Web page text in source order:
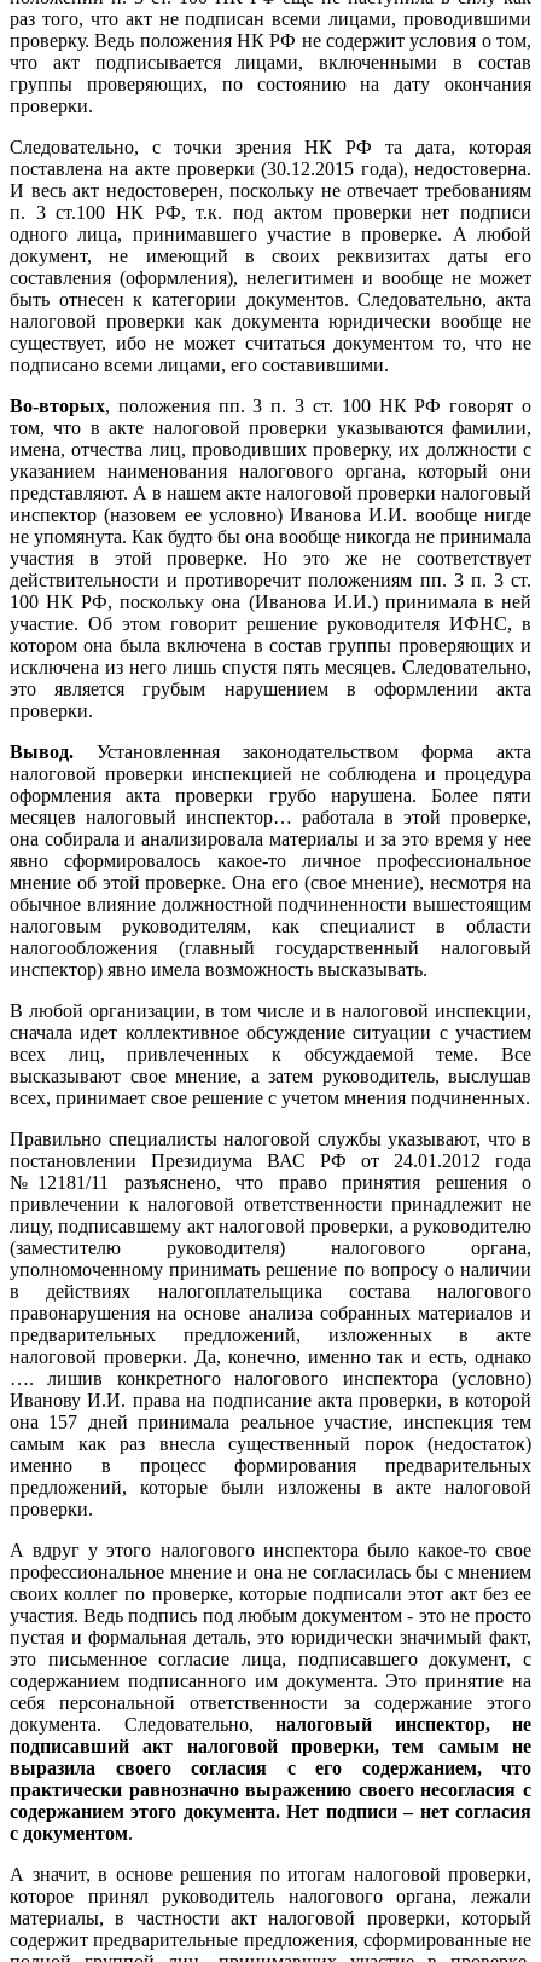
раз того, что акт не подписан всеми лицами, проводившими
проверку. Ведь положения НК РФ не содержит условия о том,
что акт подписывается лицами, включенными в состав
группы проверяющих, по состоянию на дату окончания
проверки.
Следовательно, с точки зрения НК РФ та дата, которая
поставлена на акте проверки (30.12.2015 года), недостоверна.
И весь акт недостоверен, поскольку не отвечает требованиям
п. 3 ст.100 НК РФ, т.к. под актом проверки нет подписи
одного лица, принимавшего участие в проверке. А любой
документ, не имеющий в своих реквизитах даты его
составления (оформления), нелегитимен и вообще не может
быть отнесен к категории документов. Следовательно, акта
налоговой проверки как документа юридически вообще не
существует, ибо не может считаться документом то, что не
подписано всеми лицами, его составившими.
Во-вторых, положения пп. 3 п. 3 ст. 100 НК РФ говорят о
том, что в акте налоговой проверки указываются фамилии,
имена, отчества лиц, проводивших проверку, их должности с
указанием наименования налогового органа, который они
представляют. А в нашем акте налоговой проверки налоговый
инспектор (назовем ее условно) Иванова И.И. вообще нигде
не упомянута. Как будто бы она вообще никогда не принимала
участия в этой проверке. Но это же не соответствует
действительности и противоречит положениям пп. 3 п. 3 ст.
100 НК РФ, поскольку она (Иванова И.И.) принимала в ней
участие. Об этом говорит решение руководителя ИФНС, в
котором она была включена в состав группы проверяющих и
исключена из него лишь спустя пять месяцев. Следовательно,
это является грубым нарушением в оформлении акта
проверки.
Вывод. Установленная законодательством форма акта
налоговой проверки инспекцией не соблюдена и процедура
оформления акта проверки грубо нарушена. Более пяти
месяцев налоговый инспектор… работала в этой проверке,
она собирала и анализировала материалы и за это время у нее
явно сформировалось какое-то личное профессиональное
мнение об этой проверке. Она его (свое мнение), несмотря на
обычное влияние должностной подчиненности вышестоящим
налоговым руководителям, как специалист в области
налогообложения (главный государственный налоговый
инспектор) явно имела возможность высказывать.
В любой организации, в том числе и в налоговой инспекции,
сначала идет коллективное обсуждение ситуации с участием
всех лиц, привлеченных к обсуждаемой теме. Все
высказывают свое мнение, а затем руководитель, выслушав
всех, принимает свое решение с учетом мнения подчиненных.
Правильно специалисты налоговой службы указывают, что в
постановлении Президиума ВАС РФ от 24.01.2012 года
№12181/11 разъяснено, что право принятия решения о
привлечении к налоговой ответственности принадлежит не
лицу, подписавшему акт налоговой проверки, а руководителю
(заместителю руководителя) налогового органа,
уполномоченному принимать решение по вопросу о наличии
в действиях налогоплательщика состава налогового
правонарушения на основе анализа собранных материалов и
предварительных предложений, изложенных в акте
налоговой проверки. Да, конечно, именно так и есть, однако
…. лишив конкретного налогового инспектора (условно)
Иванову И.И. права на подписание акта проверки, в которой
она 157 дней принимала реальное участие, инспекция тем
самым как раз внесла существенный порок (недостаток)
именно в процесс формирования предварительных
предложений, которые были изложены в акте налоговой
проверки.
А вдруг у этого налогового инспектора было какое-то свое
профессиональное мнение и она не согласилась бы с мнением
своих коллег по проверке, которые подписали этот акт без ее
участия. Ведь подпись под любым документом - это не просто
пустая и формальная деталь, это юридически значимый факт,
это письменное согласие лица, подписавшего документ, с
содержанием подписанного им документа. Это принятие на
себя персональной ответственности за содержание этого
документа. Следовательно, налоговый инспектор, не
подписавший акт налоговой проверки, тем самым не
выразила своего согласия с его содержанием, что
практически равнозначно выражению своего несогласия с
содержанием этого документа. Нет подписи – нет согласия
с документом.
А значит, в основе решения по итогам налоговой проверки,
которое принял руководитель налогового органа, лежали
материалы, в частности акт налоговой проверки, который
содержит предварительные предложения, сформированные не